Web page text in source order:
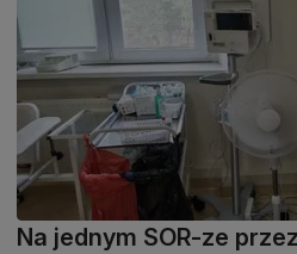
Na jednym SOR-ze